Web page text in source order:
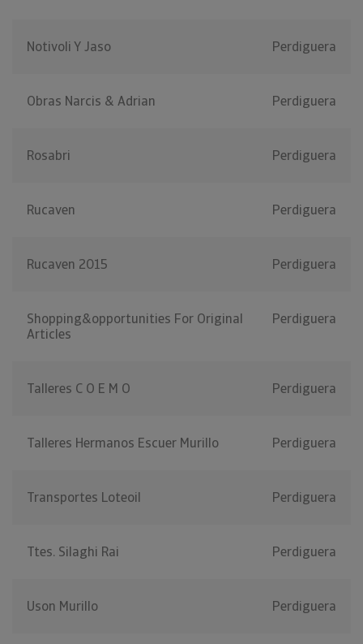
Notivoli Y Jaso Perdiguera
Obras Narcis & Adrian Perdiguera
Rosabri Perdiguera
Rucaven Perdiguera
Rucaven 2015 Perdiguera
Shopping&opportunities For Original
Articles
Perdiguera
Talleres C O E M O Perdiguera
Talleres Hermanos Escuer Murillo Perdiguera
Transportes Loteoil Perdiguera
Ttes. Silaghi Rai Perdiguera
Uson Murillo Perdiguera